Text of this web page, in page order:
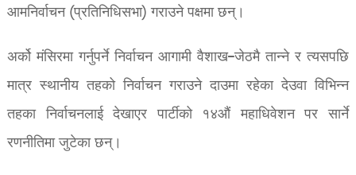
आमनिर्वाचन (प्रतिनिधिसभा) गराउने पक्षमा छन्।
अर्को मंसिरमा गर्नुपर्ने निर्वाचन आगामी वैशाख–जेठमै तान्ने र त्यसपछि
मात्र स्थानीय तहको निर्वाचन गराउने दाउमा रहेका देउवा विभिन्न
तहका निर्वाचनलाई देखाएर पार्टीको १४औं महाधिवेशन पर सार्ने
रणनीतिमा जुटेका छन्।